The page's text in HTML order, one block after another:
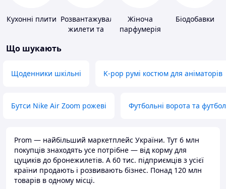
Кухонні плити Розвантажувальні
жилети та
Жіноча
парфумерія
Біодобавки
Що шукають
Щоденники шкільні K-pop румі костюм для аніматорів
Бутси Nike Air Zoom рожеві Футбольні ворота та
Prom — найбільший маркетплейс України. Тут 6 млн
покупців знаходять усе потрібне — від корму для
цуциків до бронежилетів. А 60 тис. підприємців з усієї
країни продають і розвивають бізнес. Понад 120 млн
товарів в одному місці.